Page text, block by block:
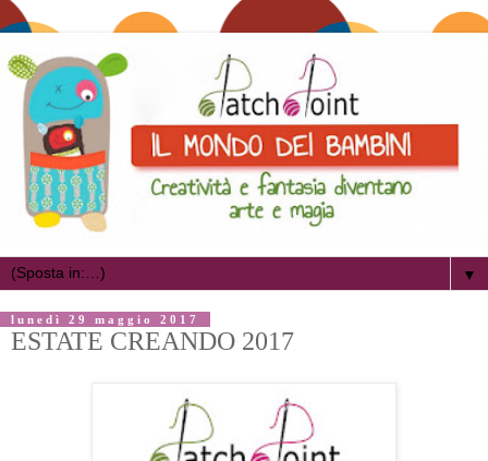
▼
lunedì 29 maggio 2017
ESTATE CREANDO 2017